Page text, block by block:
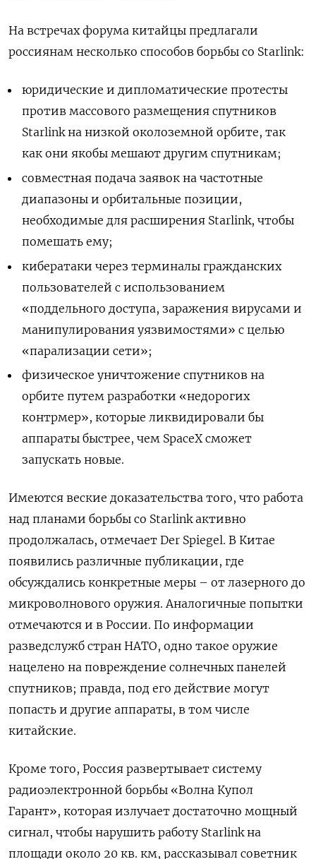
На встречах форума китайцы предлагали
россиянам несколько способов борьбы со Starlink:
юридические и дипломатические протесты
против массового размещения спутников
Starlink на низкой околоземной орбите, так
как они якобы мешают другим спутникам;
совместная подача заявок на частотные
диапазоны и орбитальные позиции,
необходимые для расширения Starlink, чтобы
помешать ему;
кибератаки через терминалы гражданских
пользователей с использованием
«поддельного доступа, заражения вирусами и
манипулирования уязвимостями» с целью
«парализации сети»;
физическое уничтожение спутников на
орбите путем разработки «недорогих
контрмер», которые ликвидировали бы
аппараты быстрее, чем SpaceX сможет
запускать новые.
Имеются веские доказательства того, что работа
над планами борьбы со Starlink активно
продолжалась, отмечает Der Spiegel. В Китае
появились различные публикации, где
обсуждались конкретные меры – от лазерного до
микроволнового оружия. Аналогичные попытки
отмечаются и в России. По информации
разведслужб стран НАТО, одно такое оружие
нацелено на повреждение солнечных панелей
спутников; правда, под его действие могут
попасть и другие аппараты, в том числе
китайские.
Кроме того, Россия развертывает систему
радиоэлектронной борьбы «Волна Купол
Гарант», которая излучает достаточно мощный
сигнал, чтобы нарушить работу Starlink на
площади около 20 кв. км, рассказывал советник